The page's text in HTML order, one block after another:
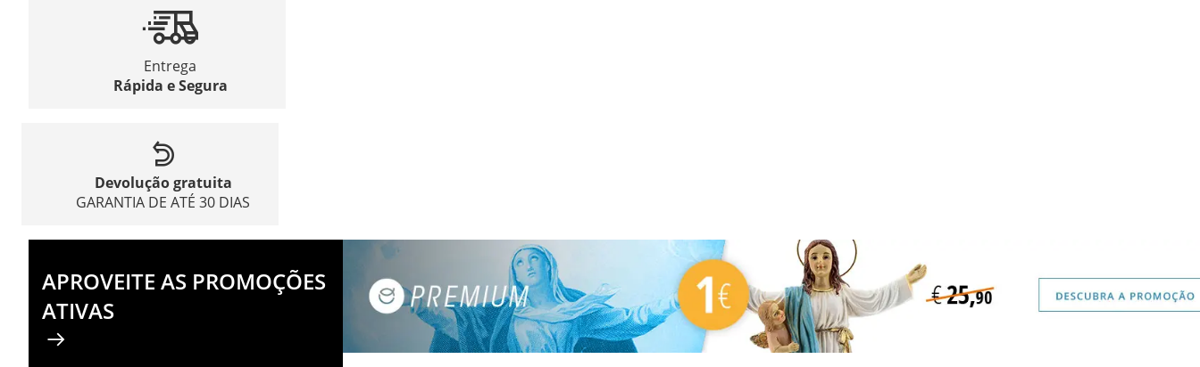
Entrega
Rápida e Segura
Devolução gratuita
GARANTIA DE ATÉ 30 DIAS
APROVEITE AS PROMOÇÕES
ATIVAS